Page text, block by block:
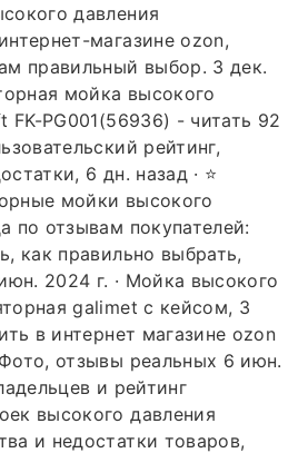
давления
магазине ozon,
правильный выбор. 3 дек.
мойка высокого
FK-PG001(56936) - читать 92
рейтинг,
6 дн. назад · ⭐
мойки высокого
по отзывам покупателей:
как правильно выбрать,
2024 г. · Мойка высокого
galimet с кейсом, 3
в интернет магазине ozon
отзывы реальных 6 июн.
и рейтинг
высокого давления
и недостатки товаров,